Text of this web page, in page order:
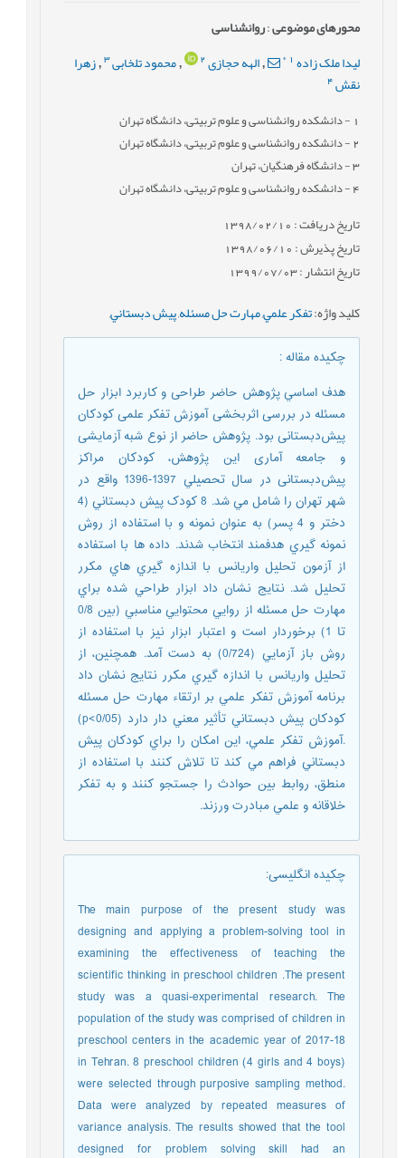
محورهای موضوعی:روانشناسی
لیدا ملک زاده1
*
,الهه حجازی 2
,محمود تلخابی 3
,زهرا
نقش 4
- دانشکده روانشناسی و علوم تربیتی، دانشگاه تهران
2- دانشکده روانشناسی و علوم تربیتی، دانشگاه تهران
3- دانشگاه فرهنگیان، تهران
4- دانشکده روانشناسی و علوم تربیتی، دانشگاه تهران
تاریخ دریافت : 1398/02/10
تاریخ پذیرش : 1398/06/10
تاریخ انتشار : 1399/07/03
کلید واژه:تفکر علمي,مهارت حل مسئله,پيش دبستاني,
چکیده مقاله:
هدف اساسي پژوهش حاضر طراحی و کاربرد ابزار حل
مسئله در بررسی اثربخشی آموزش تفکر علمی کودکان
پيش‌دبستانی بود. پژوهش حاضر از نوع شبه آزمايشی
و جامعه آماری اين پژوهش، کودکان مراکز
پيش‌دبستانی در سال تحصيلي 1397-1396 واقع در
شهر تهران را شامل مي شد. 8 کودک پيش دبستاني (4
دختر و 4 پسر) به عنوان نمونه و با استفاده از روش
نمونه گيري هدفمند انتخاب شدند. داده ها با استفاده
از آزمون تحليل واريانس با اندازه گيري هاي مکرر
تحليل شد. نتايج نشان داد ابزار طراحي شده براي
مهارت حل مسئله از روايي محتوايي مناسبي (بين 0/8
تا 1) برخوردار است و اعتبار ابزار نيز با استفاده از
روش باز آزمايي (0/724) به دست آمد. همچنين، از
تحليل واريانس با اندازه گيري مکرر نتايج نشان داد
برنامه آموزش تفکر علمي بر ارتقاء مهارت حل مسئله
کودکان پيش دبستاني تأثير معني دار دارد (p<0/05)
.آموزش تفکر علمي، اين امکان را براي کودکان پيش
دبستاني فراهم مي کند تا تلاش کنند با استفاده از
منطق، روابط بين حوادث را جستجو کنند و به تفکر
خلاقانه و علمي مبادرت ورزند.
چکیده انگلیسی:
The main purpose of the present study was
designing and applying a problem-solving tool in
examining the effectiveness of teaching the
scientific thinking in preschool children .The present
study was a quasi-experimental research. The
population of the study was comprised of children in
preschool centers in the academic year of 2017-18
in Tehran. 8 preschool children (4 girls and 4 boys)
were selected through purposive sampling method.
Data were analyzed by repeated measures of
variance analysis. The results showed that the tool
designed for problem solving skill had an